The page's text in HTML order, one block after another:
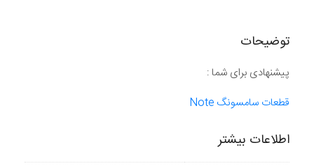
توضیحات
پیشنهادی برای شما :
قطعات سامسونگ Note
اطلاعات بیشتر